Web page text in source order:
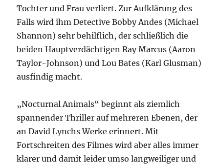
Tochter und Frau verliert. Zur Aufklärung des
Falls wird ihm Detective Bobby Andes (Michael
Shannon) sehr behilflich, der schließlich die
beiden Hauptverdächtigen Ray Marcus (Aaron
Taylor-Johnson) und Lou Bates (Karl Glusman)
ausfindig macht.
„Nocturnal Animals“ beginnt als ziemlich
spannender Thriller auf mehreren Ebenen, der
an David Lynchs Werke erinnert. Mit
Fortschreiten des Filmes wird aber alles immer
klarer und damit leider umso langweiliger und